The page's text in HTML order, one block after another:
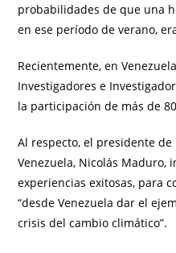
probabilidades de que una
en ese período de verano,
Recientemente, en
Investigadores e
la participación de más de
Al respecto, el presidente
Venezuela, Nicolás Maduro,
experiencias exitosas, para
“desde Venezuela dar el
crisis del cambio climático”.